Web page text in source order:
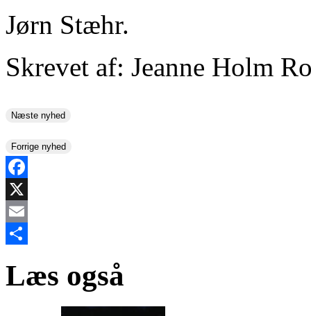
Jørn Stæhr.
Skrevet af: Jeanne Holm
Næste nyhed
Forrige nyhed
Facebook
X
Email
Læs også